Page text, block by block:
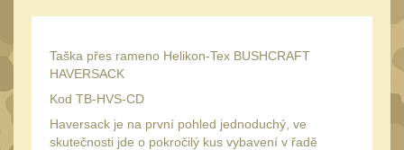
Taktická pera
Láhve 16
Lékárničky
Taška přes rameno Helikon-Tex BUSHCRAFT
HAVERSACK
Kod TB-HVS-CD
Haversack je na první pohled jednoduchý, ve
skutečnosti jde o pokročilý kus vybavení v řadě